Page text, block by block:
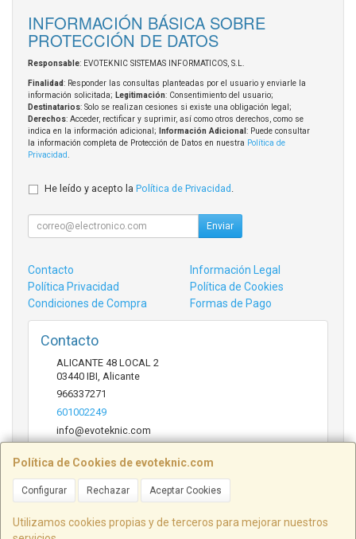
Política de Cookies de evoteknic.com
Configurar Rechazar Aceptar Cookies
Utilizamos cookies propias y de terceros para mejorar nuestros
INFORMACIÓN BÁSICA SOBRE
PROTECCIÓN DE DATOS
Responsable: EVOTEKNIC SISTEMAS INFORMATICOS, S.L.
Finalidad: Responder las consultas planteadas por el usuario y enviarle la
información solicitada; Legitimación: Consentimiento del usuario;
Destinatarios: Solo se realizan cesiones si existe una obligación legal;
Derechos: Acceder, rectificar y suprimir, así como otros derechos, como se
indica en la información adicional;
Información Adicional : Puede consultar
la información completa de Protección de Datos en nuestra Política de
Privacidad
He leído y acepto la Política de Privacidad
Enviar
Contacto
Información Legal
Política Privacidad
Política de Cookies
Condiciones de Compra
Formas de Pago
Contacto
ALICANTE 48 LOCAL 2
03440 IBI Alicante
966337271
601002249
info@evoteknic.com
Horario